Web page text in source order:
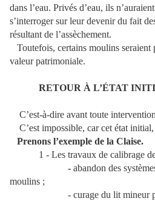
dans l’eau. Privés d’eau, ils
s’interroger sur leur devenir du fait
résultant de l’assèchement.
Toutefois, certains moulins seraient
valeur patrimoniale.
RETOUR À L’ÉTAT
C’est-à-dire avant toute
C’est impossible, car cet état
Prenons l’exemple de la Claise.
1 - Les travaux de calibrage
- abandon des
moulins ;
- curage du lit mineur